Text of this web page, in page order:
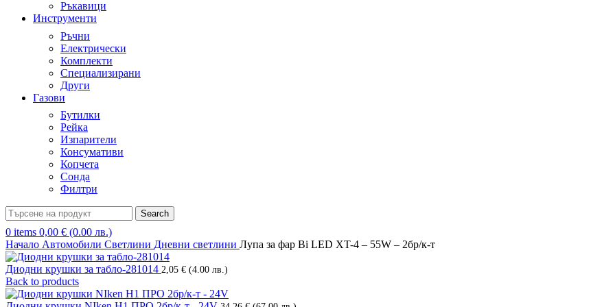
Ръкавици
Инструменти
Ръчни
Електрически
Комплекти
Специализирани
Други
Газови
Бутилки
Рейка
Изпарители
Консумативи
Копчета
Сонда
Филтри
Search
0 items 0,00 € (0.00 лв.)
Начало Автомобили Светлини Дневни светлини Лупа за фар Bi LED XT-4 – 55W – 2бр/к-т
Диодни крушки за табло-281014 2,05 € (4.00 лв.)
Back to products